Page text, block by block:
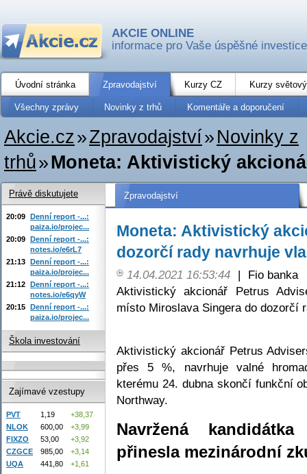
AKCIE ONLINE
informace pro Vaše úspěšné investice
Úvodní stránka Zpravodajství Kurzy CZ Kurzy
Všechny zprávy Novinky z trhů Komentáře a doporučení
Akcie.cz»Zpravodajství» Novinky z
trhů»Moneta: Aktivistický
Zpravodajství
Moneta: Aktivistický
dozorčí rady navrhuje
14.04.2021 16:53:44 |
Fio banka
Aktivistický akcionář Petrus
místo Miroslava Singera do dozorčí
Aktivistický akcionář Petrus
přes 5 %, navrhuje valné
kterému 24. dubna skončí funkční
Northway.
Navržená
přinesla mezinárodní
Právě diskutujete
20:09 Denní report -...:
paiza.io/projec...
20:09 Denní report -...:
notes.io/e6rL7
21:13 Denní report -...:
paiza.io/projec...
21:12 Denní report -...:
notes.io/e6qyW
20:15 Denní report -...:
paiza.io/projec...
Škola investování
Zajímavé vzestupy
PVT 1,19
+38,37
NLOK
600,00
+3,99
FIXZO
53,00
+3,92
CZGCE
985,00
+3,14
UQA
441,80 +1,61